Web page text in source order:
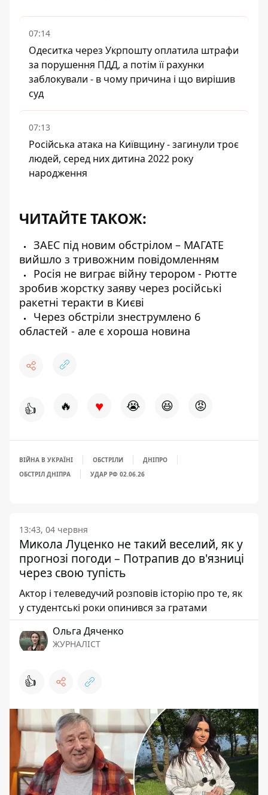
07:14
Одеситка через Укрпошту оплатила штрафи
за порушення ПДД, а потім її рахунки
заблокували - в чому причина і що вирішив
суд
07:13
Російська атака на Київщину - загинули троє
людей, серед них дитина 2022 року
народження
ЧИТАЙТЕ ТАКОЖ:
ЗАЕС під новим обстрілом – МАГАТЕ
вийшло з тривожним повідомленням
Росія не виграє війну терором - Рютте
зробив жорстку заяву через російські
ракетні теракти в Києві
Через обстріли знеструмлено 6
областей - але є хороша новина
👍 🔥 ♥ 😭 😆 😡
ВІЙНА В УКРАЇНІ ОБСТРІЛИ
ДНІПРО
ОБСТРІЛ ДНІПРА
УДАР РФ 02.06.26
13:43, 04 червня
Микола Луценко не такий веселий, як у
прогнозі погоди – Потрапив до в'язниці
через свою тупість
Актор і телеведучий розповів історію про те, як
у студентські роки опинився за гратами
Ольга Дяченко
ЖУРНАЛІСТ
👍